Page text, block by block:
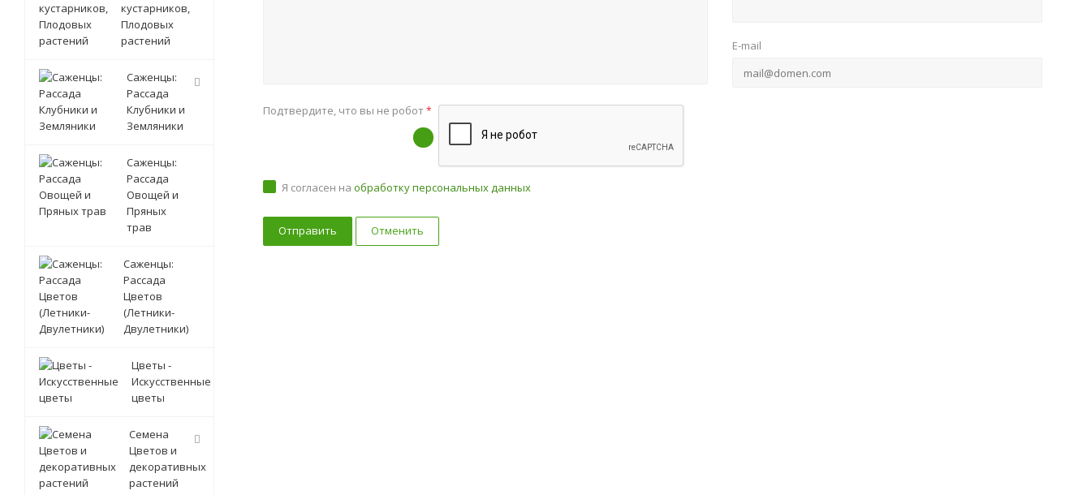
E-mail
Подтвердите, что вы не робот*
Я согласен на обработку персональных данных
Отменить
кустарников,
Плодовых
растений
Саженцы:
Рассада
Клубники и
Земляники
Саженцы:
Рассада
Овощей и
Пряных
трав
Саженцы:
Рассада
Цветов
(Летники-
Двулетники)
Цветы -
Искусственные
цветы
Семена
Цветов и
декоративных
растений